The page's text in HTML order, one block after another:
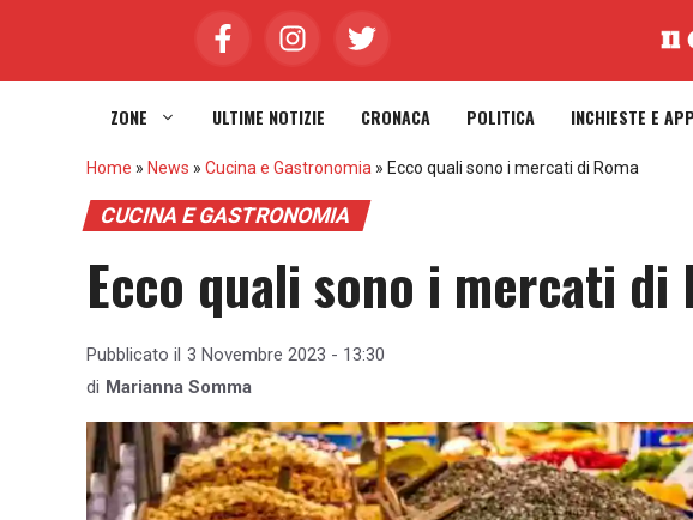
ZONE ULTIME NOTIZIE CRONACA POLITICA INCHIESTE E
Home » News » Cucina e Gastronomia » Ecco quali sono i mercati di Roma
CUCINA E GASTRONOMIA
Ecco quali sono i mercati di
Pubblicato il 3 Novembre 2023 - 13:30
di Marianna Somma